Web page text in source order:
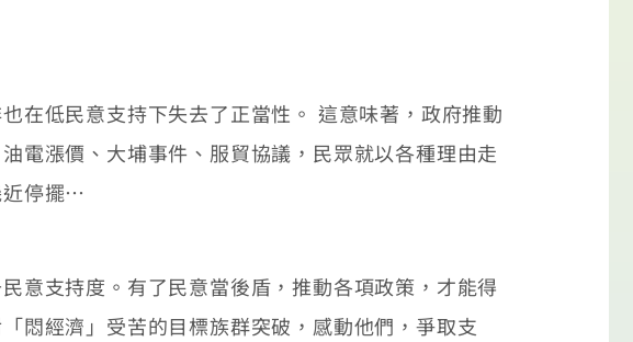
低民意支持下失去了正當性。 這意味著，政府推動
電漲價、大埔事件、服貿協議，民眾就以各種理由走
近停擺…
支持度。有了民意當後盾，推動各項政策，才能得
悶經濟」受苦的目標族群突破，感動他們，爭取支